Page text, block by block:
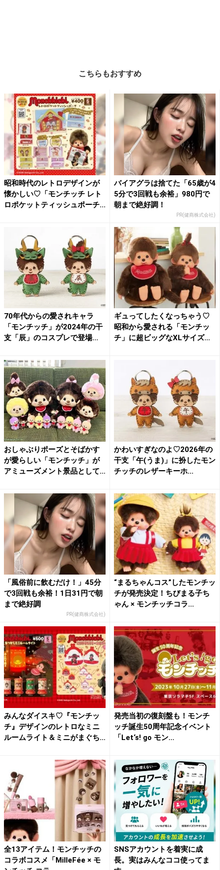
こちらもおすすめ
昭和時代のレトロデザインが
懐かしい♡「モンチッチ レト
ロポケットティッシュポーチ...
バイアグラは捨てた「65歳が4
5分で3回戦も余裕」980円で
朝まで絶好調！
PR(健商株式会社)
70年代からの愛されキャラ
「モンチッチ」が2024年の干
支「辰」のコスプレで登場...
ギュってしたくなっちゃう♡
昭和から愛される「モンチッ
チ」に超ビッグなXLサイズ
おしゃぶりポーズとそばかす
が愛らしい「モンチッチ」が
アミューズメント景品として
かわいすぎなのよ♡2026年の
干支「午(うま)」に扮したモン
チッチのレザーキーホ...
「風俗前に飲むだけ！」45分
で3回戦も余裕！1日31円で朝
まで絶好調
PR(健商株式会社)
“まるちゃんコス”したモンチッ
チが発売決定！ちびまる子ち
ゃん × モンチッチコラ...
みんなダイスキ♡『モンチッ
チ』デザインのレトロなミニ
ルームライト＆ミニがまぐち
発売当初の復刻盤も！モンチ
ッチ誕生50周年記念イベント
「Let‘s! go モン...
全13アイテム！モンチッチの
コラボコスメ「MilleFée × モ
SNSアカウントを着実に成
長。実はみんなココ使ってま